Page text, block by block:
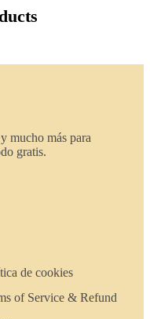
mucho más para
gratis.
de cookies
of Service & Refund